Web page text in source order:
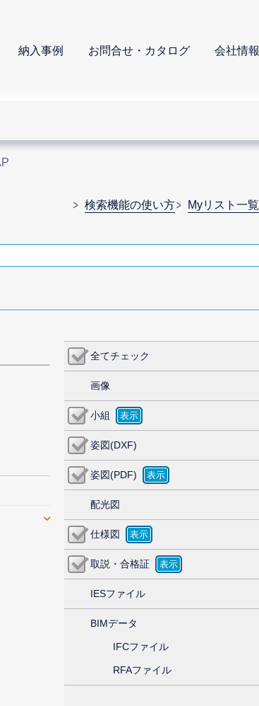
納入事例 お問合せ・カタログ 会社情報
検索機能の使い方 Myリスト一覧
全てチェック
画像
小組
姿図(DXF)
姿図(PDF)
配光図
仕様図
取説・合格証
IESファイル
BIMデータ
IFCファイル
RFAファイル